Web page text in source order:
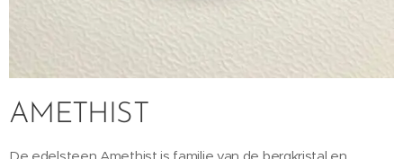
AMETHIST
De edelsteen Amethist is familie van de bergkristal en